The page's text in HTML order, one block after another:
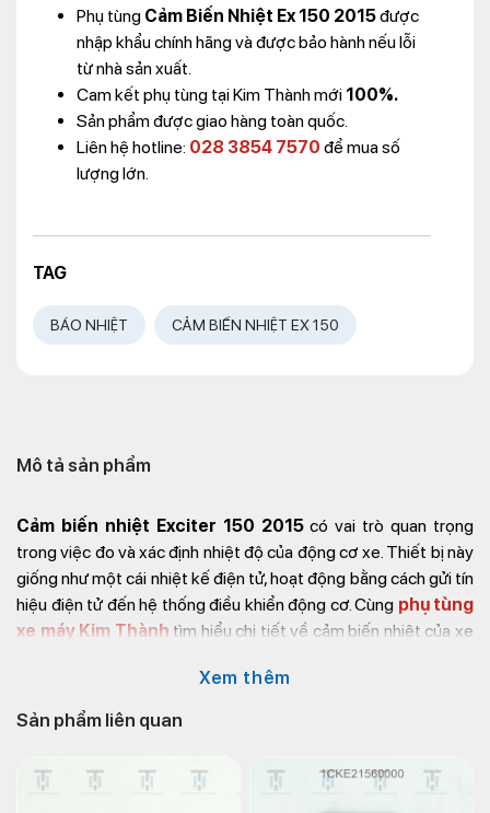
Phụ tùng Cảm Biến Nhiệt Ex 150 2015được
nhập khẩu chính hãng và được bảo hành nếu lỗi
từ nhà sản xuất.
Cam kết phụ tùng tại Kim Thành mới 100%.
Sản phẩm được giao hàng toàn quốc.
Liên hệ hotline: 028 3854 7570 để mua số
lượng lớn.
TAG
BÁO NHIỆT CẢM BIẾN NHIỆT EX 150
Mô tả sản phẩm
Cảm biến nhiệt Exciter 150 2015có vai trò quan trọng
trong việc đo và xác định nhiệt độ của động cơ xe. Thiết bị này
giống như một cái nhiệt kế điện tử, hoạt động bằng cách gửi tín
hiệu điện tử đến hệ thống điều khiển động cơ. Cùng phụ tùng
xe máy Kim Thành tìm hiểu chi tiết về cảm biến nhiệt của xe
Công dụng của cảm biến
Xem thêm
Sản phẩm liên quan